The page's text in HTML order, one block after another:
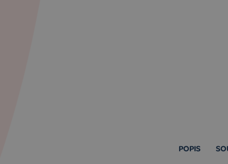
POPIS